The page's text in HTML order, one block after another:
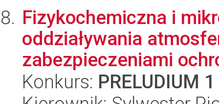
Fizykochemiczna i
oddziaływania
zabezpieczeniami
Konkurs: PRELUDIUM 1